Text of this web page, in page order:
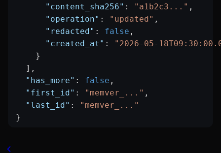
      "content_sha256"
: "a1b2c3..." ,
      "operation"
: "updated" ,
      "redacted"
: false ,
      "created_at"
:
"2026-05-
    }
  ],
  "has_more"
: false ,
  "first_id"
: "memver_..." ,
  "last_id"
:
"memver_..."
}